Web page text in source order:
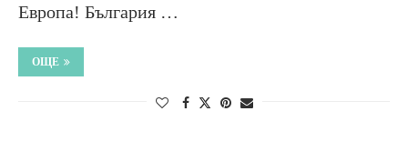
Европа! България …
ОЩЕ